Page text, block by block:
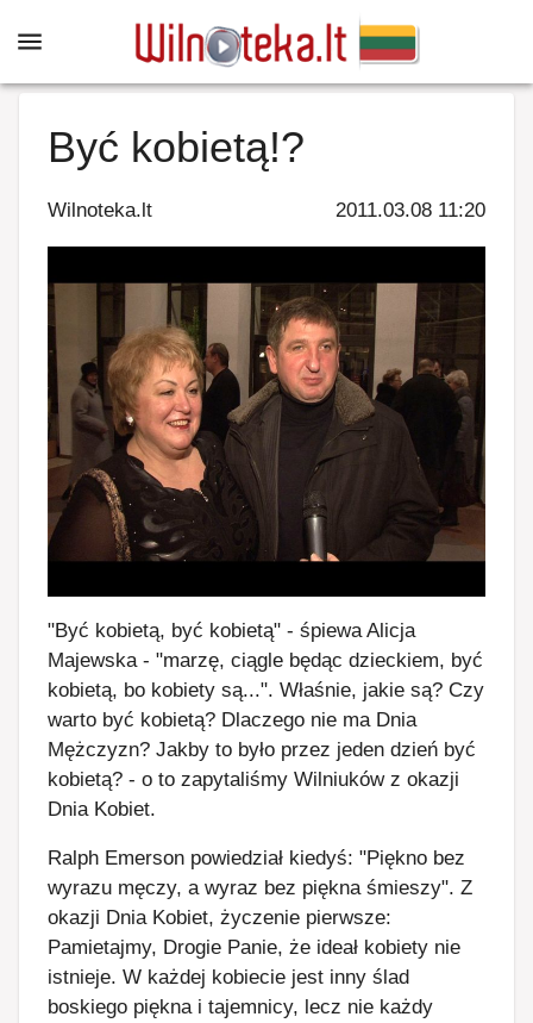
Być kobietą!?
Wilnoteka.lt 2011.03.08 11:20
"Być kobietą, być kobietą" - śpiewa Alicja
Majewska - "marzę, ciągle będąc dzieckiem, być
kobietą, bo kobiety są...". Właśnie, jakie są? Czy
warto być kobietą? Dlaczego nie ma Dnia
Mężczyzn? Jakby to było przez jeden dzień być
kobietą? - o to zapytaliśmy Wilniuków z okazji
Dnia Kobiet.
Ralph Emerson powiedział kiedyś: "Piękno bez
wyrazu męczy, a wyraz bez piękna śmieszy". Z
okazji Dnia Kobiet, życzenie pierwsze:
Pamietajmy, Drogie Panie, że ideał kobiety nie
istnieje. W każdej kobiecie jest inny ślad
boskiego piękna i tajemnicy, lecz nie każdy